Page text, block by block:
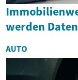
werden
AUTO